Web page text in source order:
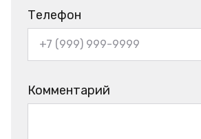
Телефон
Комментарий